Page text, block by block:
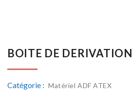
BOITE DE DERIVATION
Catégorie : Matériel ADF ATEX